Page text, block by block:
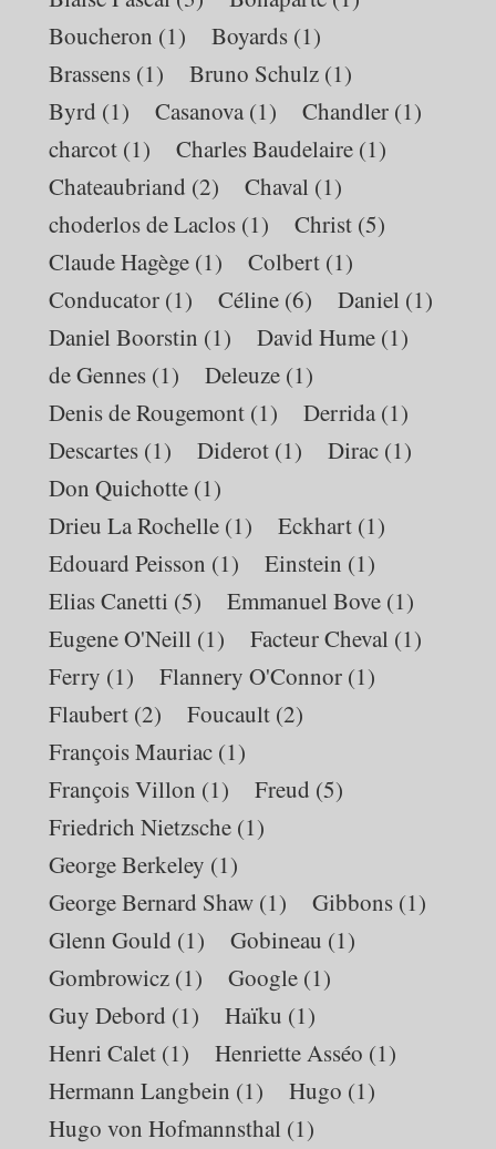
Boucheron (1) Boyards (1)
Brassens (1) Bruno Schulz (1)
Byrd (1) Casanova (1) Chandler (1)
charcot (1) Charles Baudelaire (1)
Chateaubriand (2) Chaval (1)
choderlos de Laclos (1) Christ (5)
Claude Hagège (1) Colbert (1)
Conducator (1) Céline (6) Daniel (1)
Daniel Boorstin (1) David Hume (1)
de Gennes (1) Deleuze (1)
Denis de Rougemont (1) Derrida (1)
Descartes (1) Diderot (1) Dirac (1)
Don Quichotte (1)
Drieu La Rochelle (1) Eckhart (1)
Edouard Peisson (1) Einstein (1)
Elias Canetti (5) Emmanuel Bove (1)
Eugene O'Neill (1) Facteur Cheval (1)
Ferry (1) Flannery O'Connor (1)
Flaubert (2) Foucault (2)
François Mauriac (1)
François Villon (1) Freud (5)
Friedrich Nietzsche (1)
George Berkeley (1)
George Bernard Shaw (1) Gibbons (1)
Glenn Gould (1) Gobineau (1)
Gombrowicz (1) Google (1)
Guy Debord (1) Haïku (1)
Henri Calet (1) Henriette Asséo (1)
Hermann Langbein (1) Hugo (1)
Hugo von Hofmannsthal (1)